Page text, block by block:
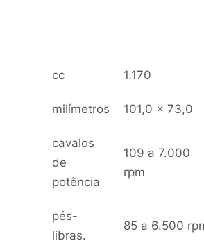
cc 1.170
milímetros 101,0 x 73,0
cavalos
de
potência
109 a 7.000
rpm
pés-
libras.
85 a 6.500